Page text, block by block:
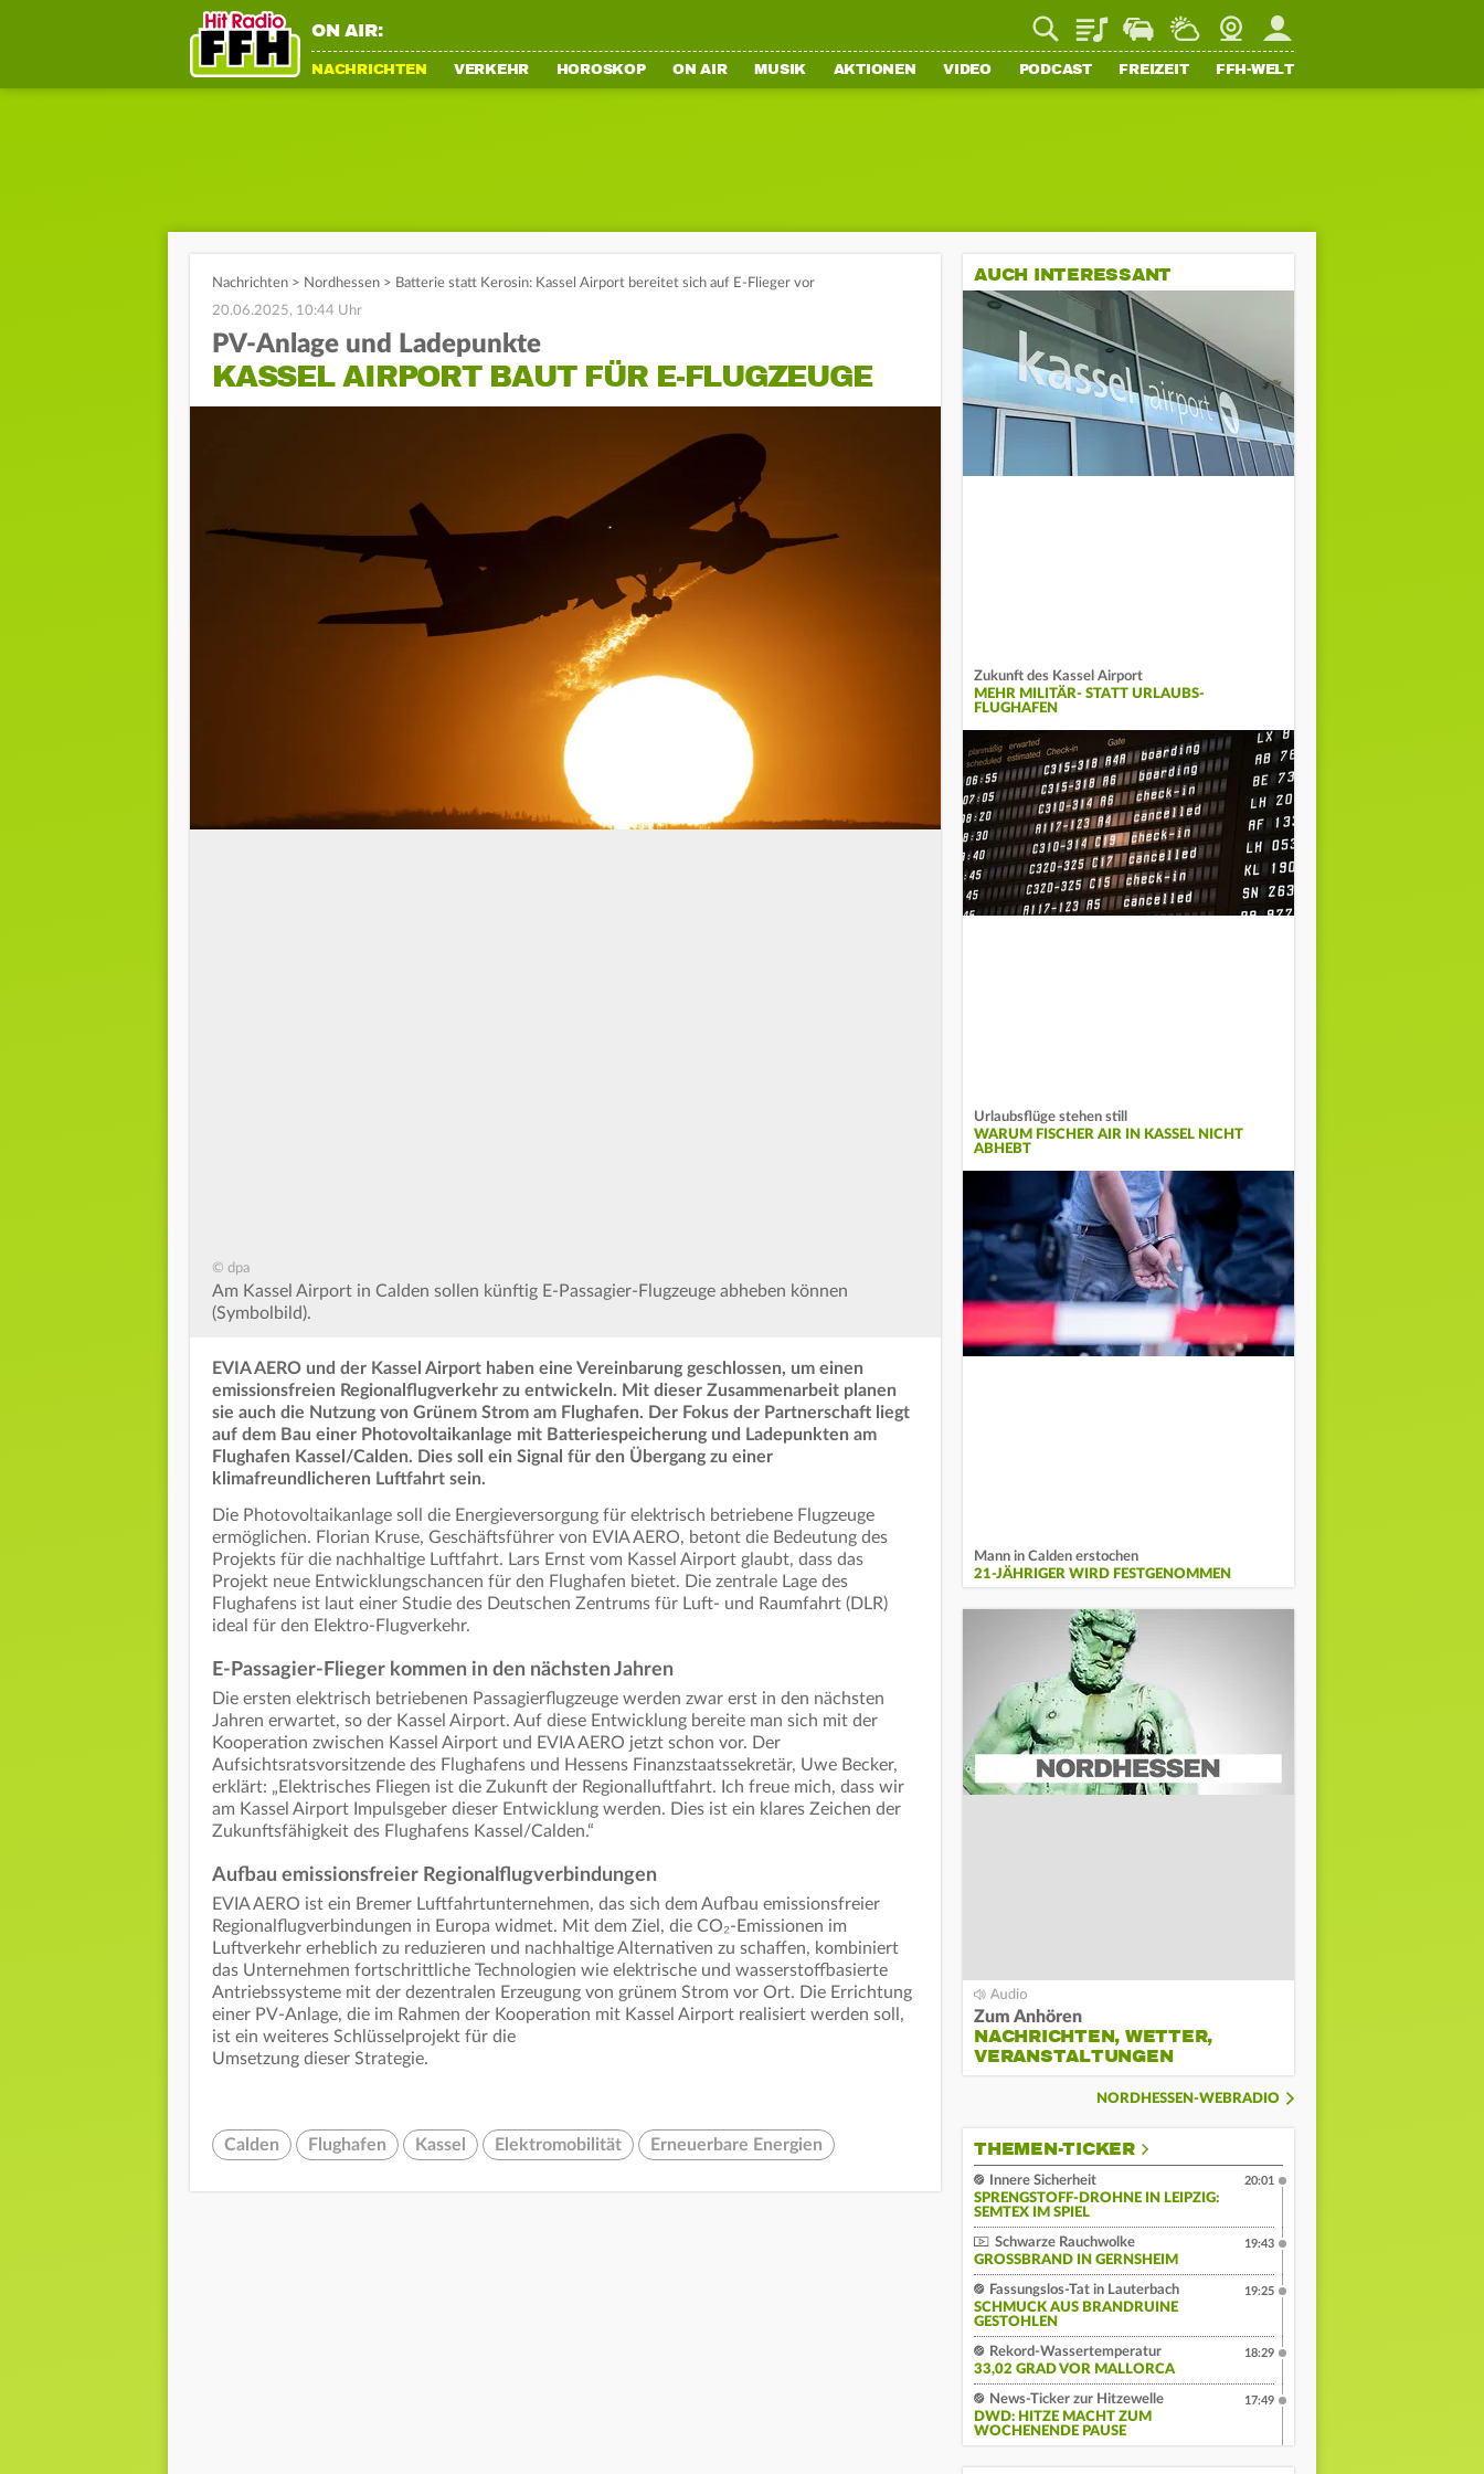
ON AIR: PlaylistStaupilotWetterWebcamMein FFH
NACHRICHTEN VERKEHR HOROSKOP ON AIR MUSIK AKTIONEN VIDEO PODCAST FREIZEIT FFH-WELT
Nachrichten > Nordhessen > Batterie statt Kerosin: Kassel Airport bereitet sich auf E-Flieger vor
20.06.2025, 10:44 Uhr
PV-Anlage und Ladepunkte
KASSEL AIRPORT BAUT FÜR E-FLUGZEUGE
© dpa
Am Kassel Airport in Calden sollen künftig E-Passagier-Flugzeuge abheben können
(Symbolbild).
EVIA AERO und der Kassel Airport haben eine Vereinbarung geschlossen, um einen
emissionsfreien Regionalflugverkehr zu entwickeln. Mit dieser Zusammenarbeit planen
sie auch die Nutzung von Grünem Strom am Flughafen. Der Fokus der Partnerschaft liegt
auf dem Bau einer Photovoltaikanlage mit Batteriespeicherung und Ladepunkten am
Flughafen Kassel/Calden. Dies soll ein Signal für den Übergang zu einer
klimafreundlicheren Luftfahrt sein.
Die Photovoltaikanlage soll die Energieversorgung für elektrisch betriebene Flugzeuge
ermöglichen. Florian Kruse, Geschäftsführer von EVIA AERO, betont die Bedeutung des
Projekts für die nachhaltige Luftfahrt. Lars Ernst vom Kassel Airport glaubt, dass das
Projekt neue Entwicklungschancen für den Flughafen bietet. Die zentrale Lage des
Flughafens ist laut einer Studie des Deutschen Zentrums für Luft- und Raumfahrt (DLR)
ideal für den Elektro-Flugverkehr.
E-Passagier-Flieger kommen in den nächsten Jahren
Die ersten elektrisch betriebenen Passagierflugzeuge werden zwar erst in den nächsten
Jahren erwartet, so der Kassel Airport. Auf diese Entwicklung bereite man sich mit der
Kooperation zwischen Kassel Airport und EVIA AERO jetzt schon vor. Der
Aufsichtsratsvorsitzende des Flughafens und Hessens Finanzstaatssekretär, Uwe Becker,
erklärt: „Elektrisches Fliegen ist die Zukunft der Regionalluftfahrt. Ich freue mich, dass wir
am Kassel Airport Impulsgeber dieser Entwicklung werden. Dies ist ein klares Zeichen der
Zukunftsfähigkeit des Flughafens Kassel/Calden.“
Aufbau emissionsfreier Regionalflugverbindungen
EVIA AERO ist ein Bremer Luftfahrtunternehmen, das sich dem Aufbau emissionsfreier
Regionalflugverbindungen in Europa widmet. Mit dem Ziel, die CO₂-Emissionen im
Luftverkehr erheblich zu reduzieren und nachhaltige Alternativen zu schaffen, kombiniert
das Unternehmen fortschrittliche Technologien wie elektrische und wasserstoffbasierte
Antriebssysteme mit der dezentralen Erzeugung von grünem Strom vor Ort. Die Errichtung
einer PV-Anlage, die im Rahmen der Kooperation mit Kassel Airport realisiert werden soll,
ist ein weiteres Schlüsselprojekt für die
Umsetzung dieser Strategie.
Calden Flughafen Kassel Elektromobilität Erneuerbare Energien
AUCH INTERESSANT
Zukunft des Kassel Airport
MEHR MILITÄR- STATT URLAUBS-
FLUGHAFEN
Urlaubsflüge stehen still
WARUM FISCHER AIR IN KASSEL NICHT
ABHEBT
Mann in Calden erstochen
21-JÄHRIGER WIRD FESTGENOMMEN
Zum Anhören
NACHRICHTEN, WETTER,
VERANSTALTUNGEN
NORDHESSEN-WEBRADIO
THEMEN-TICKER
Innere Sicherheit
SPRENGSTOFF-DROHNE IN LEIPZIG:
SEMTEX IM SPIEL
20:01
Schwarze Rauchwolke
GROSSBRAND IN GERNSHEIM
19:43
Fassungslos-Tat in Lauterbach
SCHMUCK AUS BRANDRUINE
GESTOHLEN
19:25
Rekord-Wassertemperatur
33,02 GRAD VOR MALLORCA
18:29
News-Ticker zur Hitzewelle
DWD: HITZE MACHT ZUM
WOCHENENDE PAUSE
17:49